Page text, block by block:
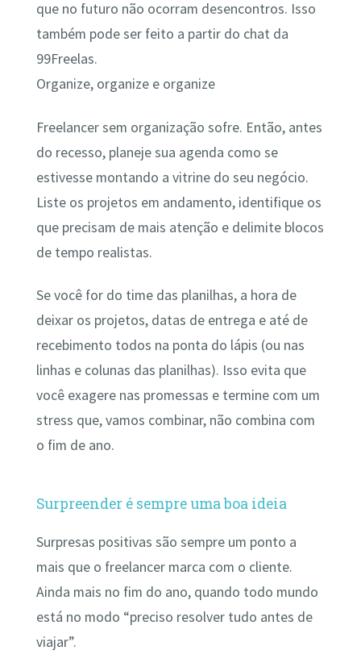
que no futuro não ocorram desencontros. Isso
também pode ser feito a partir do chat da
99Freelas.
Organize, organize e organize
Freelancer sem organização sofre. Então, antes
do recesso, planeje sua agenda como se
estivesse montando a vitrine do seu negócio.
Liste os projetos em andamento, identifique os
que precisam de mais atenção e delimite blocos
de tempo realistas.
Se você for do time das planilhas, a hora de
deixar os projetos, datas de entrega e até de
recebimento todos na ponta do lápis (ou nas
linhas e colunas das planilhas). Isso evita que
você exagere nas promessas e termine com um
stress que, vamos combinar, não combina com
o fim de ano.
Surpreender é sempre uma boa ideia
Surpresas positivas são sempre um ponto a
mais que o freelancer marca com o cliente.
Ainda mais no fim do ano, quando todo mundo
está no modo “preciso resolver tudo antes de
viajar”.